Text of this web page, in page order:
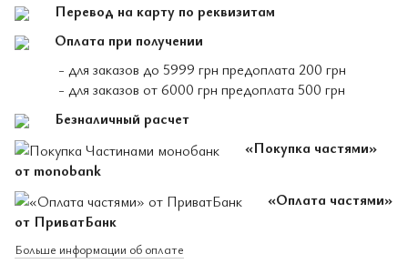
Перевод на карту по реквизитам
Оплата при получении
- для заказов до 5999 грн предоплата 200 грн
- для заказов от 6000 грн предоплата 500 грн
Безналичный расчет
«Покупка частями»
от monobank
«Оплата частями»
от ПриватБанк
Больше информации об оплате